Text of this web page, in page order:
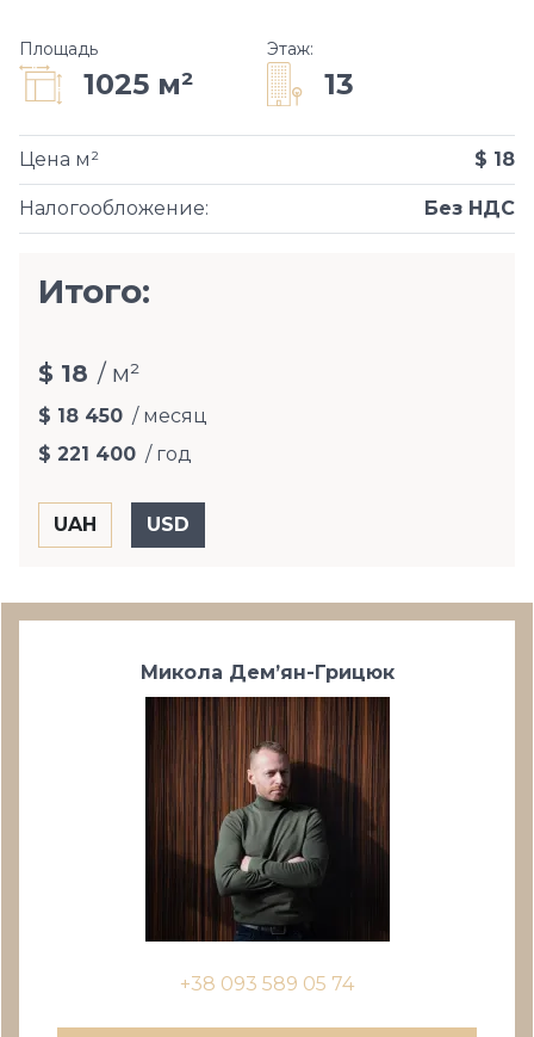
Площадь
1025 м²
Этаж:
13
Налогообложение: Без НДС
Цена м² $ 18
Итого:
$ 18 / м²
$ 18 450 / месяц
$ 221 400 / год
Микола Дем’ян-Грицюк
+38 093 589 05 74